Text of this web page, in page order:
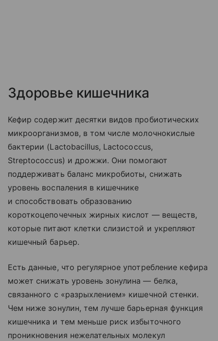
Здоровье кишечника
Кефир содержит десятки видов пробиотических
микроорганизмов, в том числе молочнокислые
бактерии (Lactobacillus, Lactococcus,
Streptococcus) и дрожжи. Они помогают
поддерживать баланс микробиоты, снижать
уровень воспаления в кишечнике
и способствовать образованию
короткоцепочечных жирных кислот — веществ,
которые питают клетки слизистой и укрепляют
кишечный барьер.
Есть данные, что регулярное употребление кефира
может снижать уровень зонулина — белка,
связанного с «разрыхлением» кишечной стенки.
Чем ниже зонулин, тем лучше барьерная функция
кишечника и тем меньше риск избыточного
проникновения нежелательных молекул